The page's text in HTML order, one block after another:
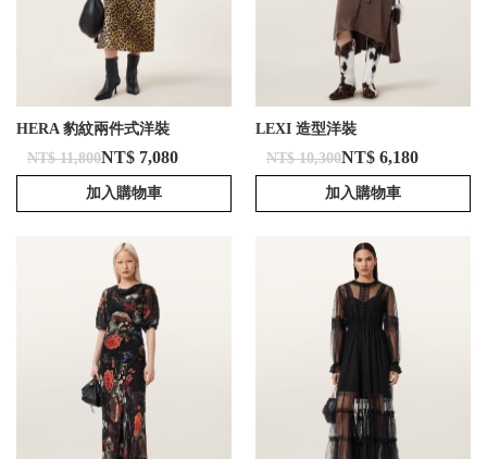
HERA 豹紋兩件式洋裝
NT$ 11,800NT$ 7,080
加入購物車
LEXI 造型洋裝
NT$ 10,300NT$ 6,180
加入購物車